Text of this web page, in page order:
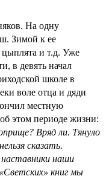
На одну
Зимой к ее
цыплята и т.д. Уже
в девять начал
школе в
воле отца и дяди
местную
этом периоде жизни:
Вряд ли. Тянуло
сказать.
наши
книг мы